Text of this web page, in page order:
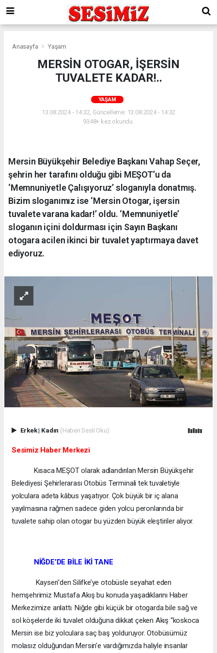
Anasayfa Yaşam
MERSİN OTOGAR, İŞERSİN
TUVALETE KADAR!..
YAŞAM
13.08.2024 - 14:32, Güncelleme: 13.08.2024 - 14:32
9348+ kez okundu.
Mersin Büyükşehir Belediye Başkanı Vahap Seçer,
şehrin her tarafını olduğu gibi MEŞOT’u da
‘Memnuniyetle Çalışıyoruz’ sloganıyla donatmış.
Bizim sloganımız ise ‘Mersin Otogar, işersin
tuvalete varana kadar!’ oldu. ‘Memnuniyetle’
sloganın içini doldurması için Sayın Başkanı
otogara acilen ikinci bir tuvalet yaptırmaya davet
ediyoruz.
Erkek| Kadın (Haberi Sesli Oku)
Sesimiz Haber Merkezi
Kısaca MEŞOT olarak adlandırılan Mersin Büyükşehir
Belediyesi Şehirlerarası Otobüs Terminali tek tuvaletiyle
yolculara adeta kâbus yaşatıyor. Çok büyük bir iç alana
yayılmasına rağmen sadece giden yolcu peronlarında bir
tuvalete sahip olan otogar bu yüzden büyük eleştiriler alıyor.
NİĞDE’DE BİLE İKİ TANE
Kayseri’den Silifke’ye otobüsle seyahat eden
hemşehrimiz Mustafa Akış bu konuda yaşadıklarını Haber
Merkezimize anlattı. Niğde gibi küçük bir otogarda bile sağ ve
sol köşelerde iki tuvalet olduğuna dikkat çeken Akış “koskoca
Mersin ise biz yolculara saç baş yolduruyor. Otobüsümüz
molasız olduğundan Mersin’e vardığımızda haliyle insanlar